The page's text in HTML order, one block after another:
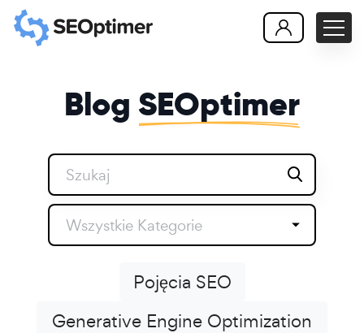
Blog SEOptimer
Wszystkie Kategorie
Pojęcia SEO
Generative Engine Optimization